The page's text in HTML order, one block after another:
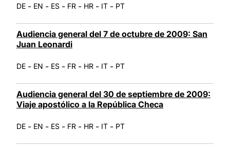
DE - EN - ES - FR - HR - IT - PT
Audiencia general del 7 de octubre de 2009: San
Juan Leonardi
DE - EN - ES - FR - HR - IT - PT
Audiencia general del 30 de septiembre de 2009:
Viaje apostólico a la República Checa
DE - EN - ES - FR - HR - IT - PT